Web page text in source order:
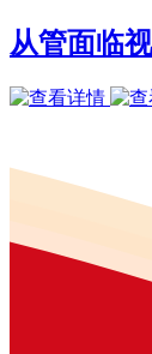
从管面临